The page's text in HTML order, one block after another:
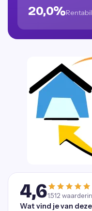
20,0%
4,61.512
Wat vind je van